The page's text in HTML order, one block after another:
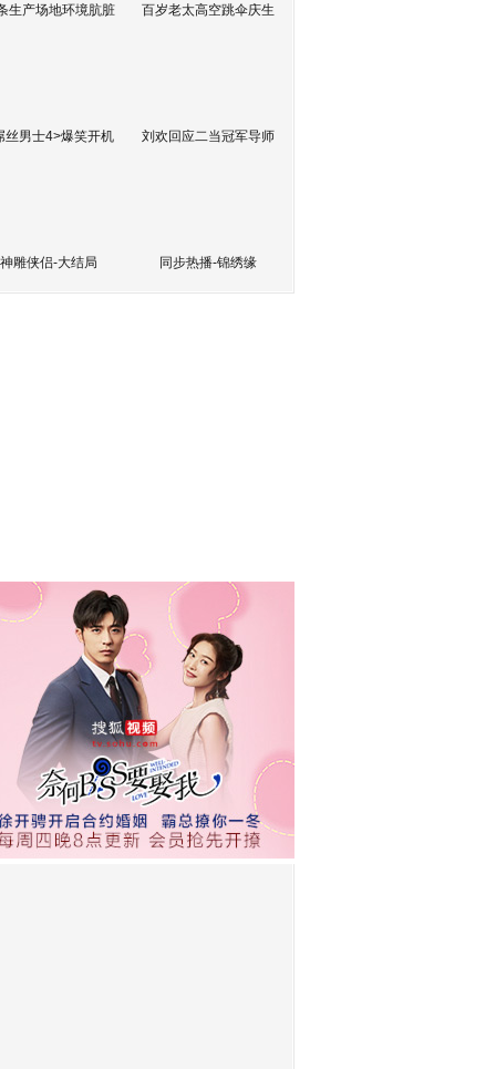
生产场地环境肮脏 百岁老太高空跳伞庆生
丝男士4>爆笑开机 刘欢回应二当冠军导师
神雕侠侣-大结局 同步热播-锦绣缘